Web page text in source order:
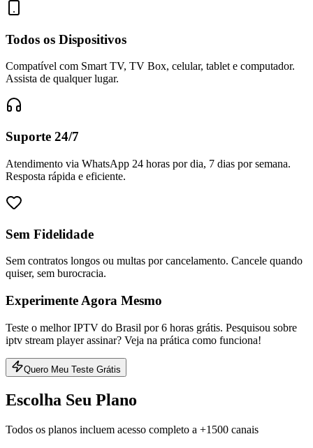
Todos os Dispositivos
Compatível com Smart TV, TV Box, celular, tablet e computador.
Assista de qualquer lugar.
Suporte 24/7
Atendimento via WhatsApp 24 horas por dia, 7 dias por semana.
Resposta rápida e eficiente.
Sem Fidelidade
Sem contratos longos ou multas por cancelamento. Cancele quando
quiser, sem burocracia.
Experimente Agora Mesmo
Teste o melhor IPTV do Brasil por 6 horas grátis. Pesquisou sobre
iptv stream player assinar? Veja na prática como funciona!
Quero Meu Teste Grátis
Escolha Seu Plano
Todos os planos incluem acesso completo a +1500 canais